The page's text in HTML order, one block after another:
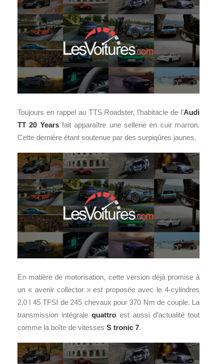
Toujours en rappel au TTS Roadster, l’habitacle de l’Audi
TT 20 Yearsfait apparaître une sellerie en cuir marron.
Cette dernière étant soutenue par des surpiqûres jaunes.
En matière de motorisation, cette version déjà promise à
un « avenir collector » est proposée avec le 4-cylindres
2.0 l 45 TFSI de 245 chevaux pour 370 Nm de couple. La
transmission intégrale quattro est aussi d’actualité tout
comme la boîte de vitesses S tronic 7.